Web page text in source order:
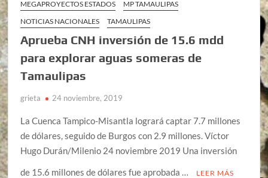
MEGAPROYECTOS ESTADOS
MP TAMAULIPAS
NOTICIAS NACIONALES
TAMAULIPAS
Aprueba CNH inversión de 15.6 mdd
para explorar aguas someras de
Tamaulipas
grieta 24 noviembre, 2019
La Cuenca Tampico-Misantla logrará captar 7.7 millones
de dólares, seguido de Burgos con 2.9 millones. Víctor
Hugo Durán/Milenio 24 noviembre 2019 Una inversión
de 15.6 millones de dólares fue aprobada …
LEER MÁS